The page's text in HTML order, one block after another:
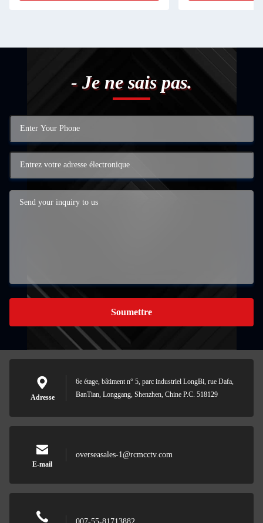
- Je ne sais pas.
Soumettre
Adresse
6e étage, bâtiment n° 5, parc industriel LongBi, rue Dafa,
BanTian, Longgang, Shenzhen, Chine P.C. 518129
E-mail
overseasales-1@rcmcctv.com